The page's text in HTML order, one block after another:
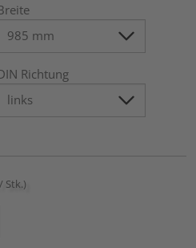
Richtung
Stk.)